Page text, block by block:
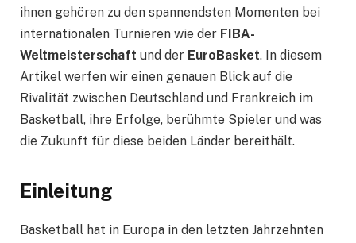
ihnen gehören zu den spannendsten Momenten bei
internationalen Turnieren wie der FIBA-
Weltmeisterschaft und der EuroBasket. In diesem
Artikel werfen wir einen genauen Blick auf die
Rivalität zwischen Deutschland und Frankreich im
Basketball, ihre Erfolge, berühmte Spieler und was
die Zukunft für diese beiden Länder bereithält.
Einleitung
Basketball hat in Europa in den letzten Jahrzehnten